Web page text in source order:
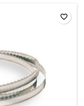
favorite_border